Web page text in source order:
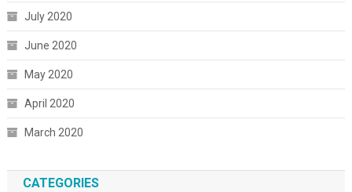
July 2020
June 2020
May 2020
April 2020
March 2020
CATEGORIES